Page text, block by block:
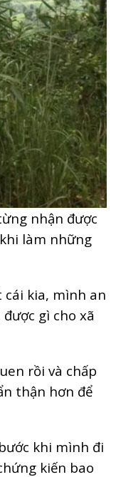
nhận được
làm những
cái kia, mình an
gì cho xã
rồi và chấp
thận hơn để
khi mình đi
kiến bao